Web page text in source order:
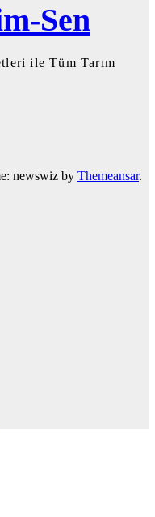
Sen
ile Tüm Tarım
newswiz by Themeansar.